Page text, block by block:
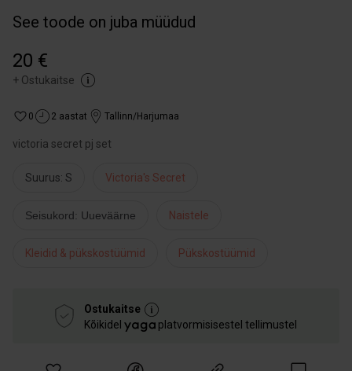
See toode on juba müüdud
20 €
+ Ostukaitse
0 2 aastat Tallinn/Harjumaa
victoria secret pj set
Suurus: S Victoria's Secret
Seisukord: Uueväärne Naistele
Kleidid & pükskostüümid Pükskostüümid
Ostukaitse
Kõikidel
platvormisisestel tellimustel